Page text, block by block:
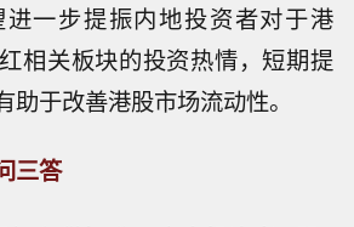
一步提振内地投资者对于港
相关板块的投资热情，短期提
于改善港股市场流动性。
三答